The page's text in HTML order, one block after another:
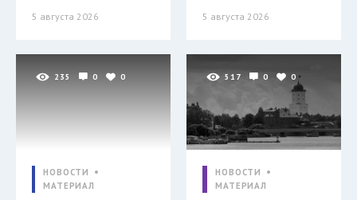
5 августа 2026 5 августа 2026
235 0 0
НОВОСТИ
МАТЕРИАЛ
517 0 0
НОВОСТИ
МАТЕРИАЛ